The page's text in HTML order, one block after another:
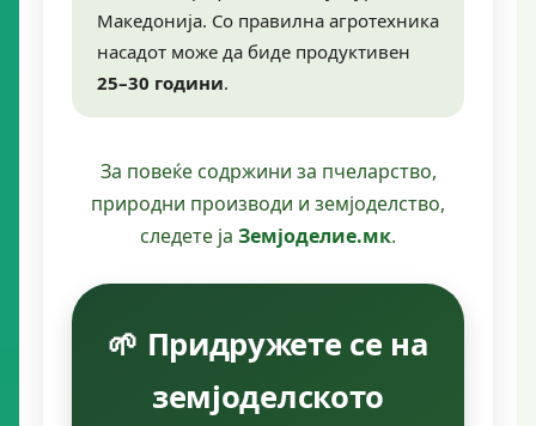
Македонија. Со правилна агротехника
насадот може да биде продуктивен
25–30 години.
За повеќе содржини за пчеларство,
природни производи и земјоделство,
следете ја Земјоделие.мк.
🌱 Придружете се на
земјоделското